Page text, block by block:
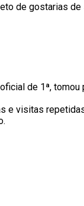
de gostarias de
de 1ª, tomou
visitas